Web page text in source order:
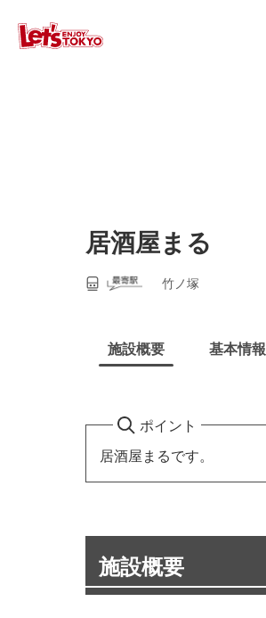
居酒屋まる
竹ノ塚
施設概要 基本情報
ポイント
居酒屋まるです。
施設概要